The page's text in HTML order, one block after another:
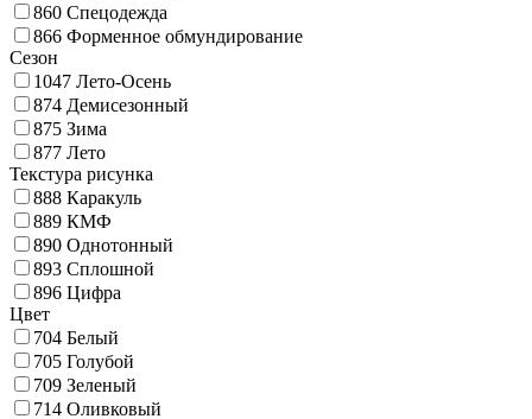
860 Спецодежда
866 Форменное обмундирование
Сезон
1047 Лето-Осень
874 Демисезонный
875 Зима
877 Лето
Текстура рисунка
888 Каракуль
889 КМФ
890 Однотонный
893 Сплошной
896 Цифра
Цвет
704 Белый
705 Голубой
709 Зеленый
714 Оливковый